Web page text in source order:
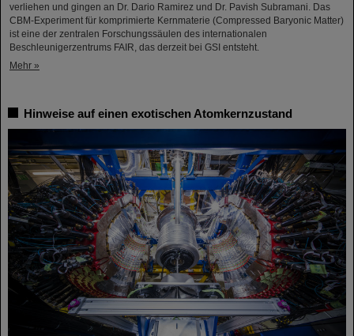
verliehen und gingen an Dr. Dario Ramirez und Dr. Pavish Subramani. Das
CBM-Experiment für komprimierte Kernmaterie (Compressed Baryonic Matter)
ist eine der zentralen Forschungssäulen des internationalen
Beschleunigerzentrums FAIR, das derzeit bei GSI entsteht.
Mehr »
Hinweise auf einen exotischen Atomkernzustand